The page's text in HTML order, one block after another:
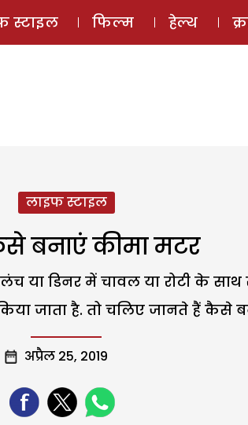
ई-मैगज़ीन ऑडियो
स्टाइल फिल्म हेल्थ
लाइफ स्टाइल
बनाएं कीमा मटर
डिनर में चावल या रोटी के
जाता है. तो चलिए जानते हैं कैसे
अप्रैल 25, 2019